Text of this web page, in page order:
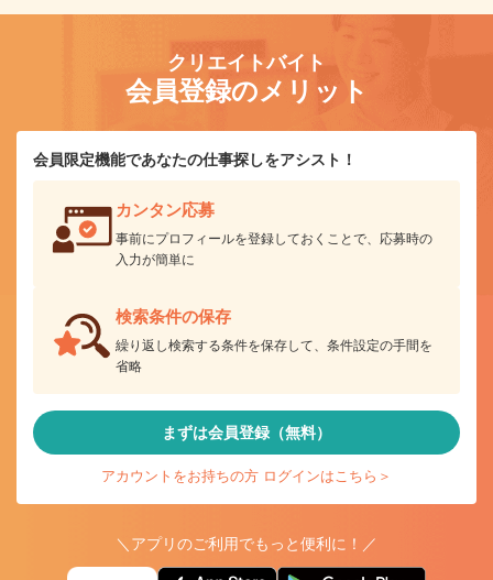
クリエイトバイト
会員登録のメリット
会員限定機能であなたの仕事探しをアシスト！
カンタン応募
事前にプロフィールを登録しておくことで、応募時の
入力が簡単に
検索条件の保存
繰り返し検索する条件を保存して、条件設定の手間を
省略
まずは会員登録（無料）
アカウントをお持ちの方 ログインはこちら＞
＼アプリのご利用でもっと便利に！／